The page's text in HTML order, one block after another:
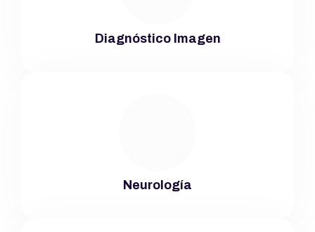
Diagnóstico Imagen
Neurología